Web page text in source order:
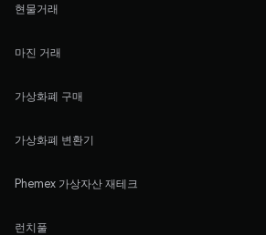
현물거래
마진 거래
가상화폐 구매
가상화폐 변환기
Phemex 가상자산 재테크
런치풀